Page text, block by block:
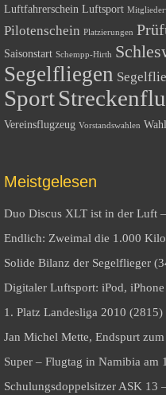
Luftfahrerschein Luftsport
Pilotenschein Platzierungen
Saisonstart Schempp-Hirth
Segelfliegen
Sport
Vereinsflugzeug Vorstandswahlen
Meistgelesen
Duo Discus XLT ist in der Luft
Endlich: Zweimal die 1.000
Solide Bilanz der Segelflieger
Digitaler Luftsport: iPod,
1. Platz Landesliga 2010 (2815)
Jan Michel Mette, Endspurt
Super – Flugtag in Namibia am
Schulungsdoppelsitzer ASK 13